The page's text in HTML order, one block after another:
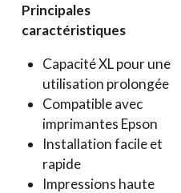
Principales
caractéristiques
Capacité XL pour une
utilisation prolongée
Compatible avec
imprimantes Epson
Installation facile et
rapide
Impressions haute